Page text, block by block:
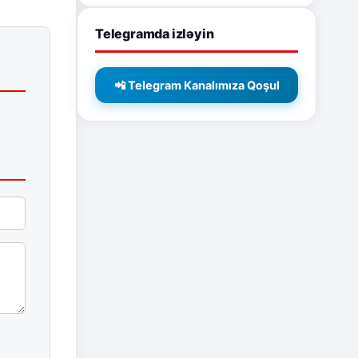
Telegramda izləyin
📲 Telegram Kanalımıza Qoşul